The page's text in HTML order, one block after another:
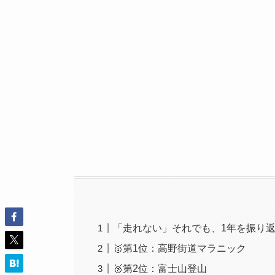
「走れない」それでも、1年を振り
🥇第1位：高野街道マラニック
🥈第2位：富士山登山